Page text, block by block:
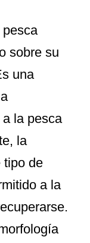
sobre su
una
la pesca
la
tipo de
a la